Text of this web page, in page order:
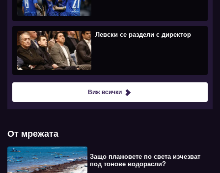
Левски се раздели с директор
Виж всички
От мрежата
Защо плажовете по света изчезват
под тонове водорасли?